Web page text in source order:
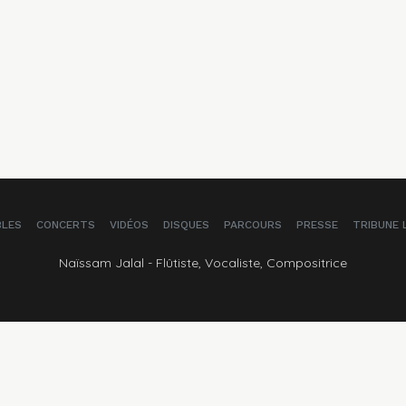
CONCERTS VIDÉOS DISQUES PARCOURS PRESSE TRIBUNE
Naïssam Jalal - Flûtiste, Vocaliste, Compositrice